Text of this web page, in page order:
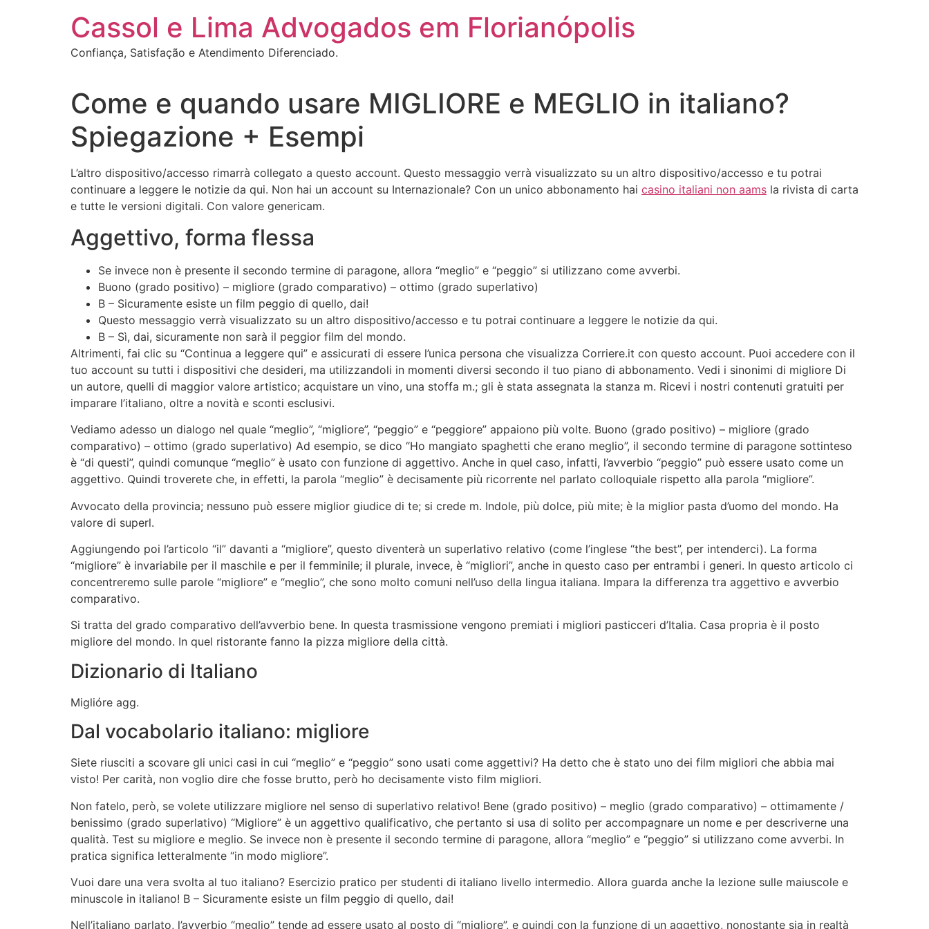
Cassol e Lima Advogados em Florianópolis
Confiança, Satisfação e Atendimento Diferenciado.
Come e quando usare MIGLIORE e MEGLIO in italiano?
Spiegazione + Esempi
L’altro dispositivo/accesso rimarrà collegato a questo account. Questo messaggio verrà visualizzato su un altro dispositivo/accesso e tu potrai
continuare a leggere le notizie da qui. Non hai un account su Internazionale? Con un unico abbonamento hai casino italiani non aams la rivista di carta
e tutte le versioni digitali. Con valore genericam.
Aggettivo, forma flessa
Se invece non è presente il secondo termine di paragone, allora “meglio” e “peggio” si utilizzano come avverbi.
Buono (grado positivo) – migliore (grado comparativo) – ottimo (grado superlativo)
B – Sicuramente esiste un film peggio di quello, dai!
Questo messaggio verrà visualizzato su un altro dispositivo/accesso e tu potrai continuare a leggere le notizie da qui.
B – Sì, dai, sicuramente non sarà il peggior film del mondo.
Altrimenti, fai clic su “Continua a leggere qui” e assicurati di essere l’unica persona che visualizza Corriere.it con questo account. Puoi accedere con il
tuo account su tutti i dispositivi che desideri, ma utilizzandoli in momenti diversi secondo il tuo piano di abbonamento. Vedi i sinonimi di migliore Di
un autore, quelli di maggior valore artistico; acquistare un vino, una stoffa m.; gli è stata assegnata la stanza m. Ricevi i nostri contenuti gratuiti per
imparare l’italiano, oltre a novità e sconti esclusivi.
Vediamo adesso un dialogo nel quale “meglio”, “migliore”, “peggio” e “peggiore” appaiono più volte. Buono (grado positivo) – migliore (grado
comparativo) – ottimo (grado superlativo) Ad esempio, se dico “Ho mangiato spaghetti che erano meglio”, il secondo termine di paragone sottinteso
è “di questi”, quindi comunque “meglio” è usato con funzione di aggettivo. Anche in quel caso, infatti, l’avverbio “peggio” può essere usato come un
aggettivo. Quindi troverete che, in effetti, la parola “meglio” è decisamente più ricorrente nel parlato colloquiale rispetto alla parola “migliore”.
Avvocato della provincia; nessuno può essere miglior giudice di te; si crede m. Indole, più dolce, più mite; è la miglior pasta d’uomo del mondo. Ha
valore di superl.
Aggiungendo poi l’articolo “il” davanti a “migliore”, questo diventerà un superlativo relativo (come l’inglese “the best”, per intenderci). La forma
“migliore” è invariabile per il maschile e per il femminile; il plurale, invece, è “migliori”, anche in questo caso per entrambi i generi. In questo articolo ci
concentreremo sulle parole “migliore” e “meglio”, che sono molto comuni nell’uso della lingua italiana. Impara la differenza tra aggettivo e avverbio
comparativo.
Si tratta del grado comparativo dell’avverbio bene. In questa trasmissione vengono premiati i migliori pasticceri d’Italia. Casa propria è il posto
migliore del mondo. In quel ristorante fanno la pizza migliore della città.
Dizionario di Italiano
Miglióre agg.
Dal vocabolario italiano: migliore
Siete riusciti a scovare gli unici casi in cui “meglio” e “peggio” sono usati come aggettivi? Ha detto che è stato uno dei film migliori che abbia mai
visto! Per carità, non voglio dire che fosse brutto, però ho decisamente visto film migliori.
Non fatelo, però, se volete utilizzare migliore nel senso di superlativo relativo! Bene (grado positivo) – meglio (grado comparativo) – ottimamente /
benissimo (grado superlativo) “Migliore” è un aggettivo qualificativo, che pertanto si usa di solito per accompagnare un nome e per descriverne una
qualità. Test su migliore e meglio. Se invece non è presente il secondo termine di paragone, allora “meglio” e “peggio” si utilizzano come avverbi. In
pratica significa letteralmente “in modo migliore”.
Vuoi dare una vera svolta al tuo italiano? Esercizio pratico per studenti di italiano livello intermedio. Allora guarda anche la lezione sulle maiuscole e
minuscole in italiano! B – Sicuramente esiste un film peggio di quello, dai!
Nell’italiano parlato, l’avverbio “meglio” tende ad essere usato al posto di “migliore”, e quindi con la funzione di un aggettivo, nonostante sia in realtà